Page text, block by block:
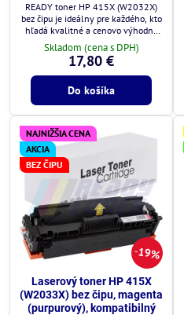
READY toner HP 415X (W2032X)
bez čipu je ideálny pre každého, kto
hľadá kvalitné a cenovo výhodné
riešenie.
Skladom (cena s DPH)
17,80 €
Do košíka
19%
NAJNIŽŠIA CENA
AKCIA
BEZ ČIPU
Laserový toner HP 415X
(W2033X) bez čipu, magenta
(purpurový), kompatibilný